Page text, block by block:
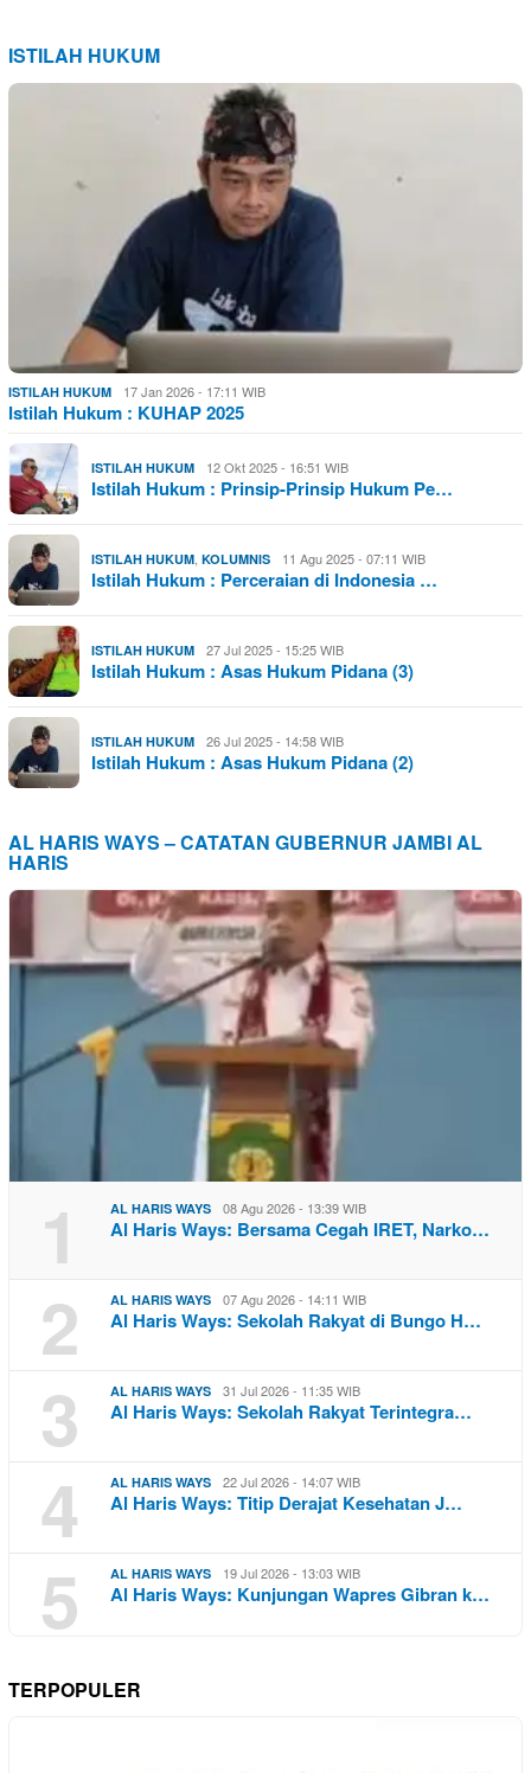
ISTILAH HUKUM
ISTILAH HUKUM 17 Jan 2026 - 17:11 WIB
Istilah Hukum : KUHAP 2025
ISTILAH HUKUM 12 Okt 2025 - 16:51 WIB
Istilah Hukum : Prinsip-Prinsip Hukum Pe…
ISTILAH HUKUM, KOLUMNIS 11 Agu 2025 - 07:11 WIB
Istilah Hukum : Perceraian di Indonesia …
ISTILAH HUKUM 27 Jul 2025 - 15:25 WIB
Istilah Hukum : Asas Hukum Pidana (3)
ISTILAH HUKUM 26 Jul 2025 - 14:58 WIB
Istilah Hukum : Asas Hukum Pidana (2)
AL HARIS WAYS – CATATAN GUBERNUR JAMBI AL
HARIS
1 AL HARIS WAYS 08 Agu 2026 - 13:39 WIB
Al Haris Ways: Bersama Cegah IRET, Narko…
2 AL HARIS WAYS 07 Agu 2026 - 14:11 WIB
Al Haris Ways: Sekolah Rakyat di Bungo H…
3 AL HARIS WAYS 31 Jul 2026 - 11:35 WIB
Al Haris Ways: Sekolah Rakyat Terintegra…
4 AL HARIS WAYS 22 Jul 2026 - 14:07 WIB
Al Haris Ways: Titip Derajat Kesehatan J…
5 AL HARIS WAYS 19 Jul 2026 - 13:03 WIB
Al Haris Ways: Kunjungan Wapres Gibran k…
TERPOPULER